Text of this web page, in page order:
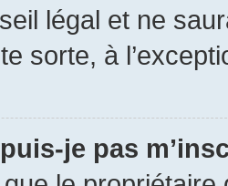
légal et ne
sorte, à
je pas